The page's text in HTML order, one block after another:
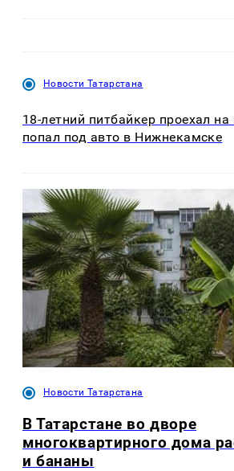
Новости Татарстана
18-летний питбайкер проехал
попал под авто в Нижнекамске
Новости Татарстана
В Татарстане во дворе
многоквартирного дома
и бананы